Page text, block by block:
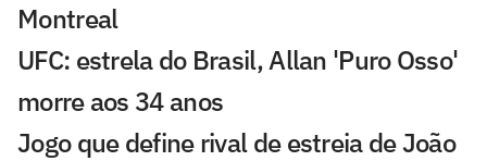
Montreal
UFC: estrela do Brasil, Allan 'Puro Osso'
morre aos 34 anos
Jogo que define rival de estreia de João